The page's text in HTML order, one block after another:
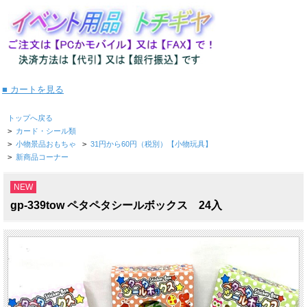
■ カートを見る
トップへ戻る
> カード・シール類
> 小物景品おもちゃ > 31円から60円（税別）【小物玩具】
> 新商品コーナー
NEW
gp-339tow ペタペタシールボックス 24入